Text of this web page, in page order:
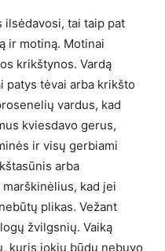
ilsėdavosi, tai taip pat
ir motiną. Motinai
krikštynos. Vardą
patys tėvai arba krikšto
vardus, kad
kviesdavo gerus,
ir visų gerbiami
arba
kad jei
plikas. Vežant
žvilgsnių. Vaiką
kuris jokiu būdu nebuvo